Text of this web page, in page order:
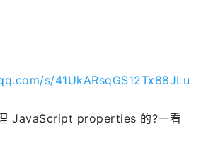
s/41UkARsqGS12Tx88JLu
JavaScript properties 的?一看